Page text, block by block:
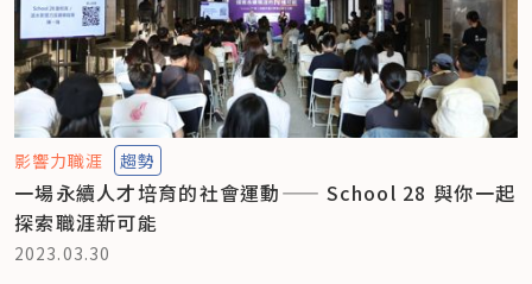
影響力職涯 趨勢
一場永續人才培育的社會運動—— School 28 與你一起
探索職涯新可能
2023.03.30